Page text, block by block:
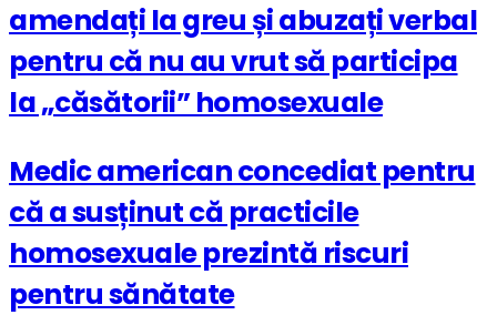
amendați la greu și abuzați verbal
pentru că nu au vrut să participa
la „căsătorii” homosexuale
Medic american concediat pentru
că a susținut că practicile
homosexuale prezintă riscuri
pentru sănătate